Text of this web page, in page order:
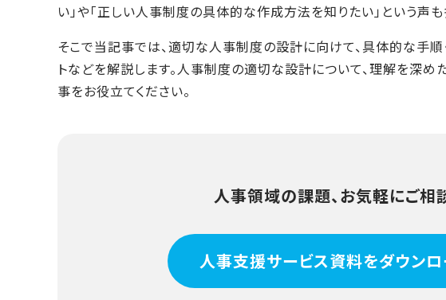
い」や「正しい人事制度の具体的な作成方法を知りたい」という声も
そこで当記事では、適切な人事制度の設計に向けて、具体的な手
トなどを解説します。人事制度の適切な設計について、理解を深
事をお役立てください。
人事領域の課題、お気軽にご相
人事支援サービス資料をダウンロ